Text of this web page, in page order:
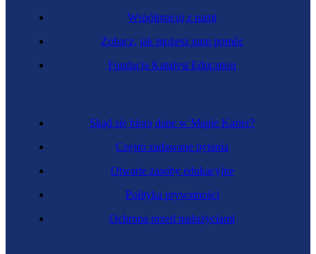
Skąd się biorą dane w Mapie Karier?
Często zadawane pytania
Otwarte zasoby edukacyjne
Polityka prywatności
Ochrona przed nadużyciami
Współpracuj z nami
Zobacz, jak możesz nam pomóc
Fundacja Katalyst Education